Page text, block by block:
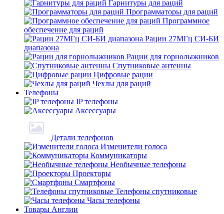
Гарнитуры для раций
Программаторы для раций
Программное
обеспечение для раций
Рации 27МГц СИ-БИ
диапазона
Рации для горнолыжников
Спутниковые антенны
Цифровые рации
Чехлы для раций
Телефоны
IP телефоны
Аксессуары
Детали телефонов
Изменители голоса
Коммуникаторы
Необычные телефоны
Проекторы
Смартфоны
Телефоны спутниковые
Часы телефоны
Товары Англии